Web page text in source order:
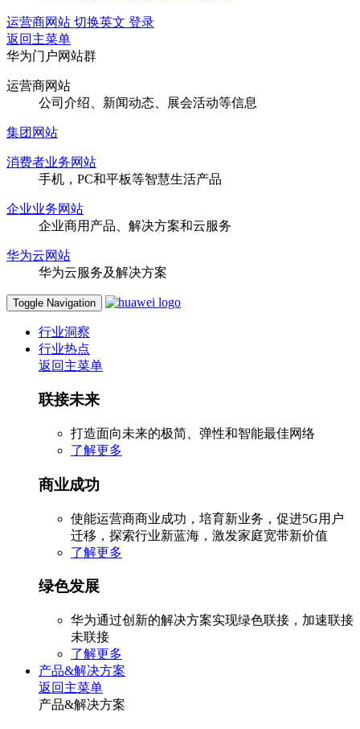
运营商网站 切换英文 登录
返回主菜单
华为门户网站群
运营商网站
公司介绍、新闻动态、展会活动等信息
集团网站
消费者业务网站
手机，PC和平板等智慧生活产品
企业业务网站
企业商用产品、解决方案和云服务
华为云网站
华为云服务及解决方案
Toggle Navigation
行业洞察
行业热点
返回主菜单
联接未来
打造面向未来的极简、弹性和智能最佳网络
了解更多
商业成功
使能运营商商业成功，培育新业务，促进5G用户
迁移，探索行业新蓝海，激发家庭宽带新价值
了解更多
绿色发展
华为通过创新的解决方案实现绿色联接，加速联接
未联接
了解更多
产品&解决方案
返回主菜单
产品&解决方案